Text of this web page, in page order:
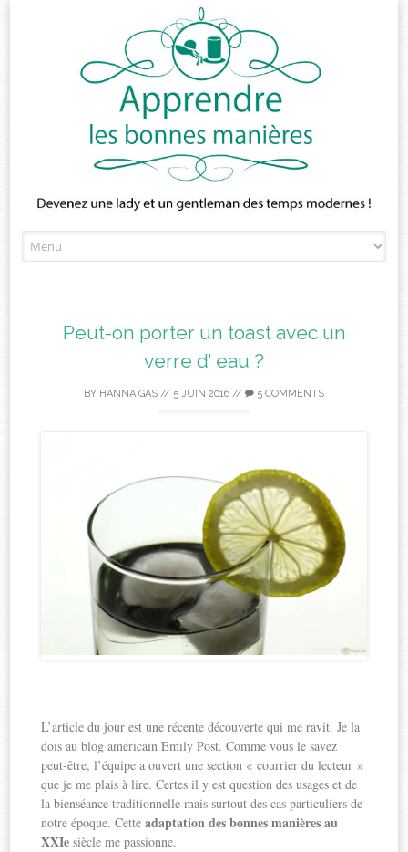
to
Peut-on porter un toast avec un
verre d’ eau ?
BY HANNA GAS // 5 JUIN 2016 // 5 COMMENTS
L’article du jour est une récente découverte qui me ravit. Je la
dois au blog américain Emily Post. Comme vous le savez
peut-être, l’équipe a ouvert une section « courrier du lecteur »
que je me plais à lire. Certes il y est question des usages et de
la bienséance traditionnelle mais surtout des cas particuliers de
notre époque. Cetteadaptation des bonnes manières au
XXIe siècle me passionne.